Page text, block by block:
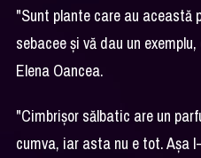
"Sunt plante care au această
sebacee și vă dau un
Elena Oancea.
"Cimbrișor sălbatic are un
cumva, iar asta nu e tot. Așa